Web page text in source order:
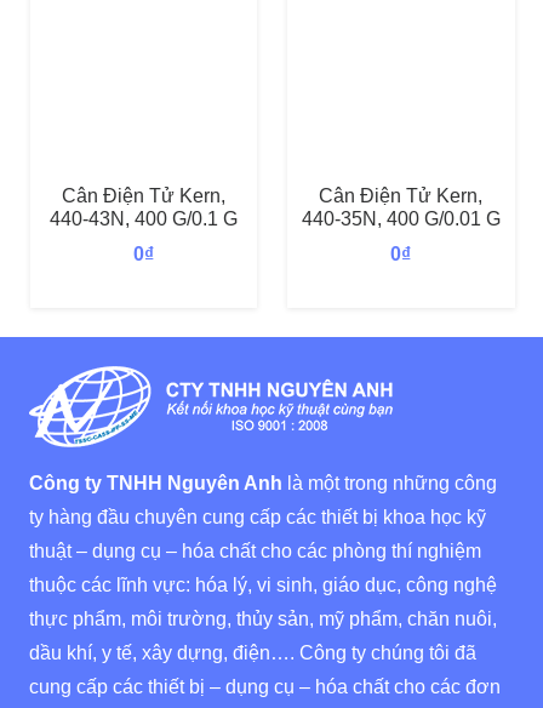
Cân Điện Tử Kern,
440-43N, 400 G/0.1 G
0₫
Cân Điện Tử Kern,
440-35N, 400 G/0.01 G
0₫
Công ty TNHH Nguyên Anh là một trong những công
ty hàng đầu chuyên cung cấp các thiết bị khoa học kỹ
thuật – dụng cụ – hóa chất cho các phòng thí nghiệm
thuộc các lĩnh vực: hóa lý, vi sinh, giáo dục, công nghệ
thực phẩm, môi trường, thủy sản, mỹ phẩm, chăn nuôi,
dầu khí, y tế, xây dựng, điện…. Công ty chúng tôi đã
cung cấp các thiết bị – dụng cụ – hóa chất cho các đơn